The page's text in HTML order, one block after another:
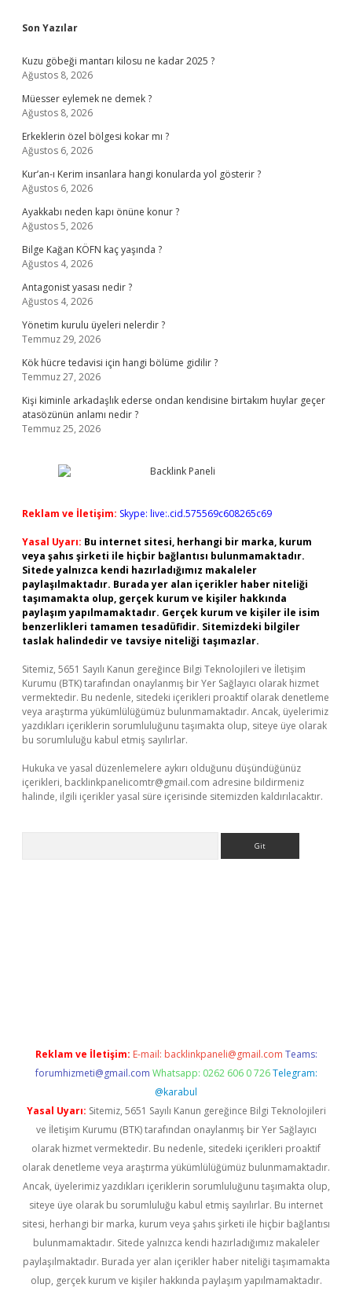
Sidebar
Son Yazılar
Kuzu göbeği mantarı kilosu ne kadar 2025 ?
Ağustos 8, 2026
Müesser eylemek ne demek ?
Ağustos 8, 2026
Erkeklerin özel bölgesi kokar mı ?
Ağustos 6, 2026
Kur’an-ı Kerim insanlara hangi konularda yol gösterir ?
Ağustos 6, 2026
Ayakkabı neden kapı önüne konur ?
Ağustos 5, 2026
Bilge Kağan KÖFN kaç yaşında ?
Ağustos 4, 2026
Antagonist yasası nedir ?
Ağustos 4, 2026
Yönetim kurulu üyeleri nelerdir ?
Temmuz 29, 2026
Kök hücre tedavisi için hangi bölüme gidilir ?
Temmuz 27, 2026
Kişi kiminle arkadaşlık ederse ondan kendisine birtakım huylar geçer
atasözünün anlamı nedir ?
Temmuz 25, 2026
Reklam ve İletişim: Skype: live:.cid.575569c608265c69
Yasal Uyarı: Bu internet sitesi, herhangi bir marka, kurum
veya şahıs şirketi ile hiçbir bağlantısı bulunmamaktadır.
Sitede yalnızca kendi hazırladığımız makaleler
paylaşılmaktadır. Burada yer alan içerikler haber niteliği
taşımamakta olup, gerçek kurum ve kişiler hakkında
paylaşım yapılmamaktadır. Gerçek kurum ve kişiler ile isim
benzerlikleri tamamen tesadüfidir. Sitemizdeki bilgiler
taslak halindedir ve tavsiye niteliği taşımazlar.
Sitemiz, 5651 Sayılı Kanun gereğince Bilgi Teknolojileri ve İletişim
Kurumu (BTK) tarafından onaylanmış bir Yer Sağlayıcı olarak hizmet
vermektedir. Bu nedenle, sitedeki içerikleri proaktif olarak denetleme
veya araştırma yükümlülüğümüz bulunmamaktadır. Ancak, üyelerimiz
yazdıkları içeriklerin sorumluluğunu taşımakta olup, siteye üye olarak
bu sorumluluğu kabul etmiş sayılırlar.
Hukuka ve yasal düzenlemelere aykırı olduğunu düşündüğünüz
içerikleri, backlinkpanelicomtr@gmail.com adresine bildirmeniz
halinde, ilgili içerikler yasal süre içerisinde sitemizden kaldırılacaktır.
Reklam ve İletişim: E-mail: backlinkpaneli@gmail.com Teams:
forumhizmeti@gmail.com Whatsapp: 0262 606 0 726 Telegram:
@karabul
Yasal Uyarı: Sitemiz, 5651 Sayılı Kanun gereğince Bilgi Teknolojileri
ve İletişim Kurumu (BTK) tarafından onaylanmış bir Yer Sağlayıcı
olarak hizmet vermektedir. Bu nedenle, sitedeki içerikleri proaktif
olarak denetleme veya araştırma yükümlülüğümüz bulunmamaktadır.
Ancak, üyelerimiz yazdıkları içeriklerin sorumluluğunu taşımakta olup,
siteye üye olarak bu sorumluluğu kabul etmiş sayılırlar. Bu internet
sitesi, herhangi bir marka, kurum veya şahıs şirketi ile hiçbir bağlantısı
bulunmamaktadır. Sitede yalnızca kendi hazırladığımız makaleler
paylaşılmaktadır. Burada yer alan içerikler haber niteliği taşımamakta
olup, gerçek kurum ve kişiler hakkında paylaşım yapılmamaktadır.